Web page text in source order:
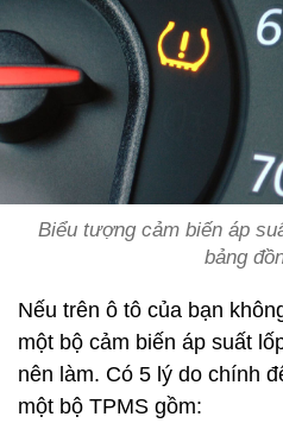
Biểu tượng cảm biến áp
bảng
Nếu trên ô tô của bạn
một bộ cảm biến áp suất
nên làm. Có 5 lý do chính
một bộ TPMS gồm: